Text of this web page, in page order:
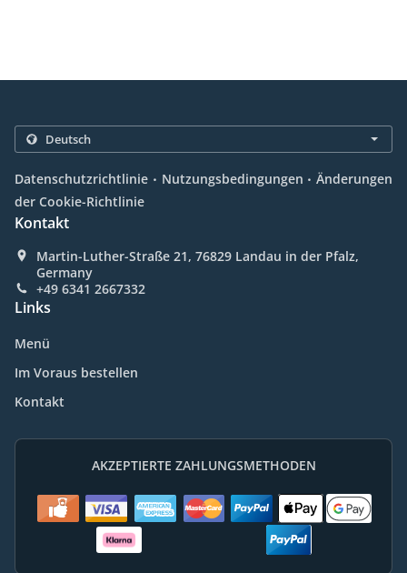
Datenschutzrichtlinie . Nutzungsbedingungen . Änderungen
der Cookie-Richtlinie
Kontakt
Martin-Luther-Straße 21, 76829 Landau in der Pfalz,
Germany
+49 6341 2667332
Links
Menü
Im Voraus bestellen
Kontakt
AKZEPTIERTE ZAHLUNGSMETHODEN